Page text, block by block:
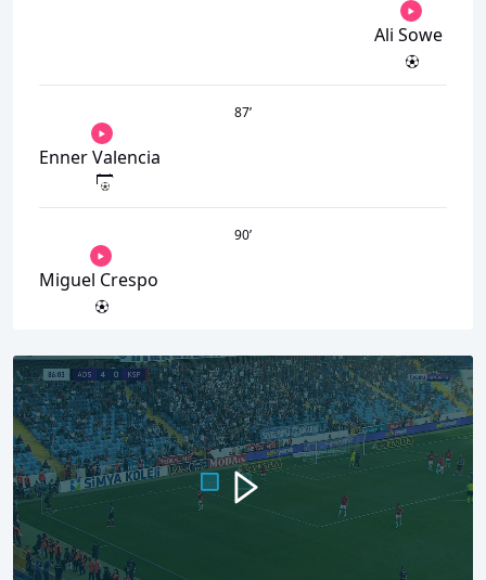
Ali Sowe
87’
Enner Valencia
90’
Miguel Crespo